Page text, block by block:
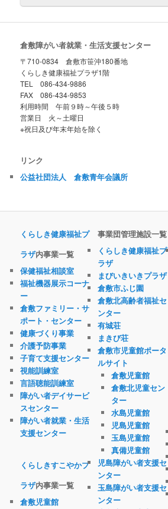
倉敷障がい者就業・生活支援センター
〒710-0834 倉敷市笹沖180番地
くらしき健康福祉プラザ1階
TEL 086-434-9886
FAX 086-434-9853
利用時間 午前９時～午後５時
営業日 火～土曜日
※祝日及び年末年始を除く
リンク
公益社団法人 倉敷青年会議所
くらしき健康福祉プ
ラザ内事業一覧
保健福祉相談室
福祉機器展示コーナ
ー
倉敷ファミリー・サ
ポート・センター
健康づくり事業
介護予防事業
子育て支援センター
視能訓練室
言語聴能訓練室
障がい者デイサービ
スセンター
障がい者就業・生活
支援センター
くらしきすこやかプ
ラザ内事業一覧
倉敷児童館
事業団管理施設一覧
くらしき健康福祉プ
ラザ
まびいきいきプラザ
倉敷市ふじ園
倉敷北高齢者福祉セ
ンター
有城荘
まきび荘
倉敷市児童館ポータ
ルサイト
倉敷児童館
倉敷北児童セン
ター
水島児童館
児島児童館
玉島児童館
真備児童館
児島障がい者支援セ
ンター
玉島障がい者支援セ
ンター